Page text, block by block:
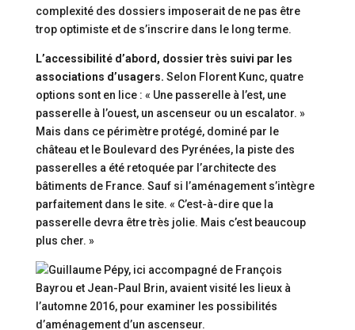
complexité des dossiers imposerait de ne pas être
trop optimiste et de s’inscrire dans le long terme.
L’accessibilité d’abord, dossier très suivi par les
associations d’usagers. Selon Florent Kunc, quatre
options sont en lice : « Une passerelle à l’est, une
passerelle à l’ouest, un ascenseur ou un escalator. »
Mais dans ce périmètre protégé, dominé par le
château et le Boulevard des Pyrénées, la piste des
passerelles a été retoquée par l’architecte des
bâtiments de France. Sauf si l’aménagement s’intègre
parfaitement dans le site. « C’est-à-dire que la
passerelle devra être très jolie. Mais c’est beaucoup
plus cher. »